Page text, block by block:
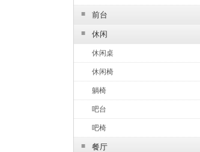
■ 前台
■ 休闲
休闲桌
休闲椅
躺椅
吧台
吧椅
■ 餐厅